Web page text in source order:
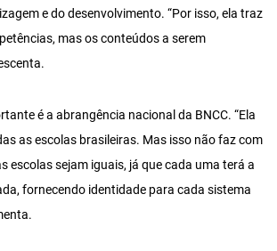
e do desenvolvimento. “Por isso, ela traz
mas os conteúdos a serem
é a abrangência nacional da BNCC. “Ela
as escolas brasileiras. Mas isso não faz com
escolas sejam iguais, já que cada uma terá a
fornecendo identidade para cada sistema